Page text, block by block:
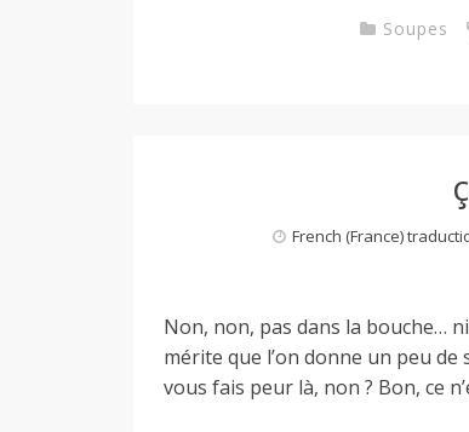
Soupes
French (France)
Non, non, pas dans la bouche…
mérite que l’on donne un peu
vous fais peur là, non ? Bon, ce